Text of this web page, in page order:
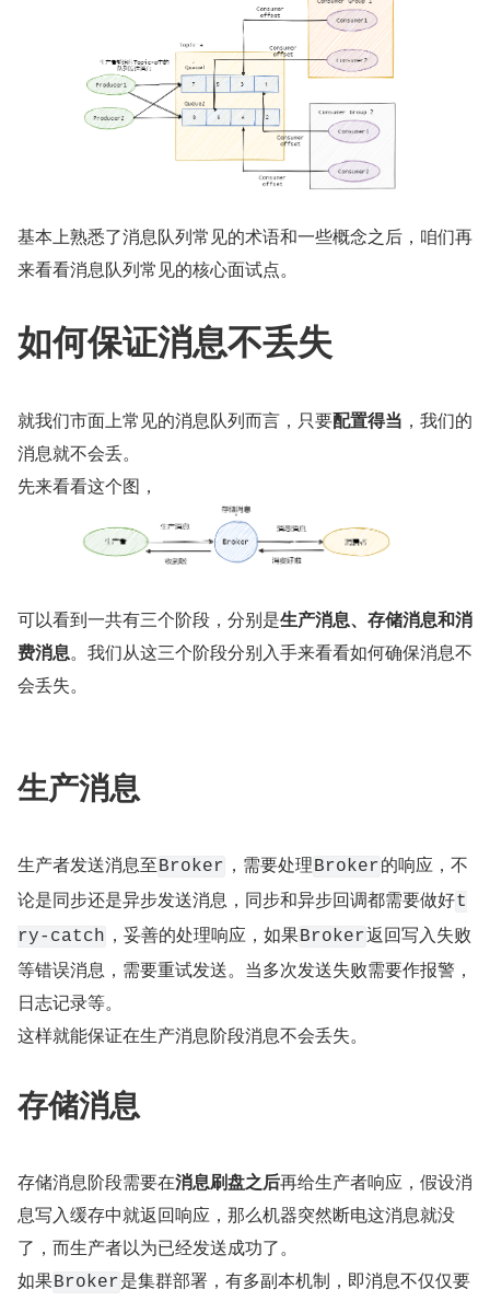
基本上熟悉了消息队列常见的术语和一些概念之后，咱们再
来看看消息队列常见的核心面试点。
如何保证消息不丢失
就我们市面上常见的消息队列而言，只要配置得当 ，我们的
消息就不会丢。
先来看看这个图，
可以看到一共有三个阶段，分别是生产消息、存储消息和消
费消息。我们从这三个阶段分别入手来看看如何确保消息不
会丢失。
生产消息
生产者发送消息至Broker ，需要处理Broker的响应，不
论是同步还是异步发送消息，同步和异步回调都需要做好t
ry-catch ，妥善的处理响应，如果Broker返回写入失败
等错误消息，需要重试发送。当多次发送失败需要作报警，
日志记录等。
这样就能保证在生产消息阶段消息不会丢失。
存储消息
存储消息阶段需要在消息刷盘之后再给生产者响应，假设消
息写入缓存中就返回响应，那么机器突然断电这消息就没
了，而生产者以为已经发送成功了。
如果Broker是集群部署，有多副本机制，即消息不仅仅要